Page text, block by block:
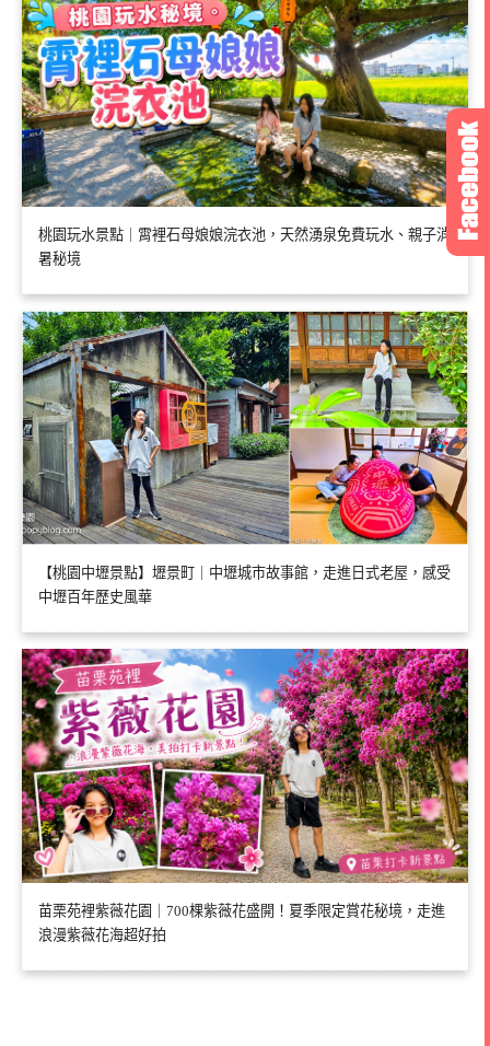
桃園玩水景點｜霄裡石母娘娘浣衣池，天然湧泉免費玩水、親子消
暑秘境
【桃園中壢景點】壢景町｜中壢城市故事館，走進日式老屋，感受
中壢百年歷史風華
苗栗苑裡紫薇花園｜700棵紫薇花盛開！夏季限定賞花秘境，走進
浪漫紫薇花海超好拍